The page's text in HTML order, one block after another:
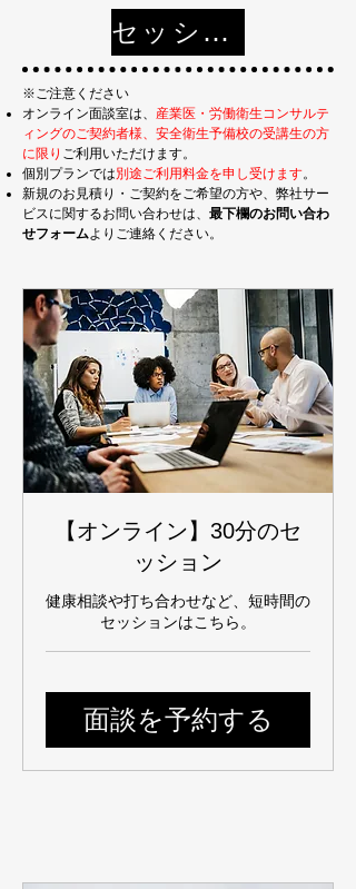
セッションの時間を選ぶ
※ご注意ください
オンライン面談室は、 産業医・労働衛生コンサルテ
ィングのご契約者様、安全衛生予備校の受講生の方
に限り ご利用いただけます。
​個別プランでは別途ご利用料金を申し受けます。
​新規のお見積り・ご契約をご希望の方や、弊社サー
ビスに関するお問い合わせは、 最下欄のお問い合わ
せフォームよりご連絡ください。
【オンライン】30分のセ
ッション
健康相談や打ち合わせなど、短時間の
セッションはこちら。
面談を予約する